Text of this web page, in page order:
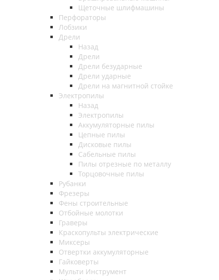
Щеточные шлифмашины
Перфораторы
Лобзики
Дрели
Назад
Дрели
Дрели безударные
Дрели ударные
Дрели на магнитной стойке
Электропилы
Назад
Электропилы
Аккумуляторные пилы
Цепные пилы
Дисковые пилы
Сабельные пилы
Пилы отрезные по металлу
Торцовочные пилы
Рубанки
Фрезеры
Фены строительные
Отбойные молотки
Граверы
Краскопульты электрические
Миксеры
Отвертки аккумуляторные
Гайковерты
Мульти Инструмент